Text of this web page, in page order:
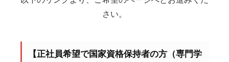
さい。
【正社員希望で国家資格保持者の方（専門学